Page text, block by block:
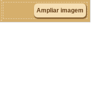
Ampliar imagem